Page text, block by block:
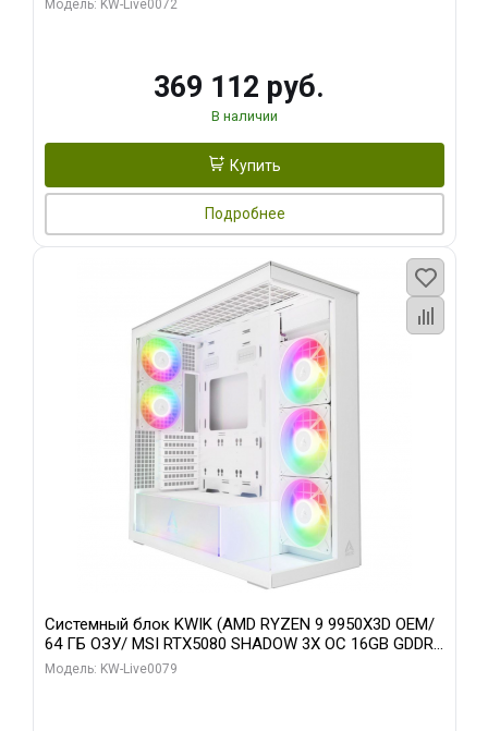
Модель: KW-Live0072
369 112 руб.
В наличии
Купить
Подробнее
Системный блок KWIK (AMD RYZEN 9 9950X3D OEM/
64 ГБ ОЗУ/ MSI RTX5080 SHADOW 3X OC 16GB GDDR7
256bit 3xDP HDMI/ 960 ГБ SSD)
Модель: KW-Live0079